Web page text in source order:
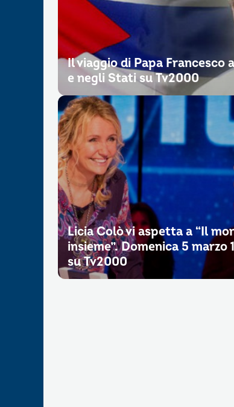
Il viaggio di Papa Francesco
e negli Stati su Tv2000
Licia Colò vi aspetta a “Il
insieme”. Domenica 5 marzo
su Tv2000